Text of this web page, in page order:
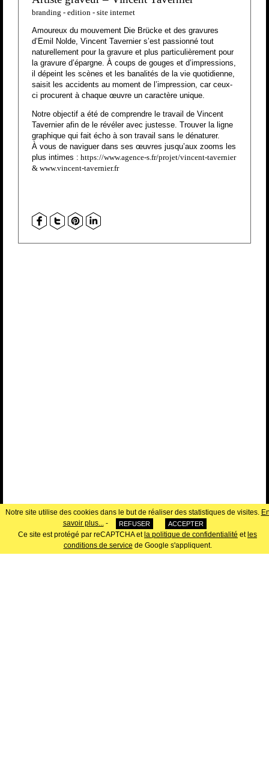
Notre site utilise des cookies dans le but de réaliser des statistiques de visites.
savoir plus...- REFUSER ACCEPTER
Ce site est protégé par reCAPTCHA et la politique de confidentialité et les
conditions de service de Google s'appliquent.
branding - edition - site internet
Amoureux du mouvement Die Brücke et des gravures
d’Emil Nolde, Vincent Tavernier s’est passionné tout
naturellement pour la gravure et plus particulièrement pour
la gravure d’épargne. À coups de gouges et d’impressions,
il dépeint les scènes et les banalités de la vie quotidienne,
saisit les accidents au moment de l’impression, car ceux-
ci procurent à chaque œuvre un caractère unique.
Notre objectif a été de comprendre le travail de Vincent
Tavernier afin de le révéler avec justesse. Trouver la ligne
graphique qui fait écho à son travail sans le dénaturer.
À vous de naviguer dans ses œuvres jusqu’aux zooms les
plus intimes : https://www.agence-s.fr/projet/vincent-tavernier
& www.vincent-tavernier.fr